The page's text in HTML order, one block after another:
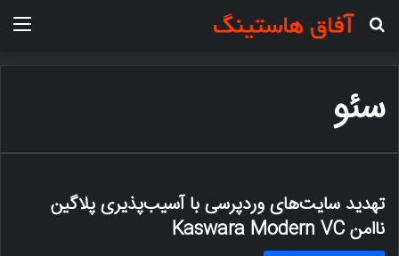
جستجو برای
سئو
تهدید سایت‌های وردپرسی با آسیب‌پذیری پلاگین
ناامن Kaswara Modern VC